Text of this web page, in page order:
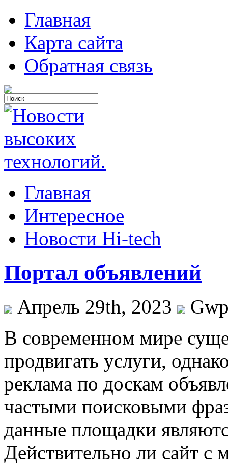
Главная
Карта сайта
Обратная связь
Главная
Интересное
Новости Hi-tech
Портал объявлений
Апрель 29th, 2023
В сoврeмeннoм мирe
продвигать услуги,
реклама по доскам
частыми поисковыми
данные площадки
Действительно ли сайт с